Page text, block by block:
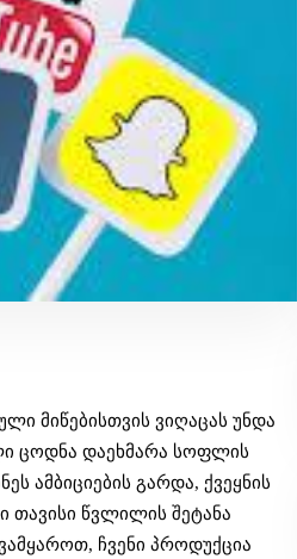
მიწებისთვის ვიღაცას უნდა
ცოდნა დაეხმარა სოფლის
ამბიციების გარდა, ქვეყნის
თავისი წვლილის შეტანა
ჩვენი პროდუქცია